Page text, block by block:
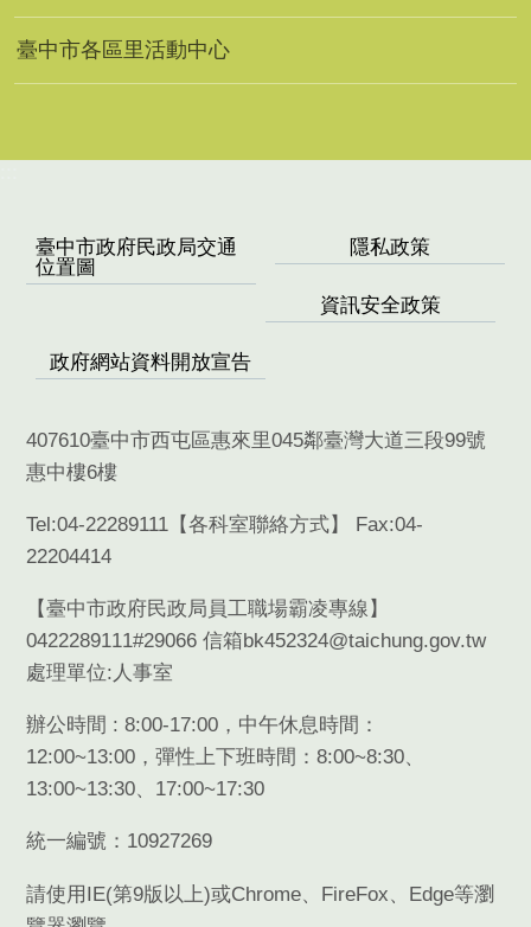
臺中市各區里活動中心
臺中市政府民政局交通
位置圖
隱私政策
資訊安全政策
政府網站資料開放宣告
407610臺中市西屯區惠來里045鄰臺灣大道三段99號
惠中樓6樓
Tel:04-22289111【各科室聯絡方式】 Fax:04-
22204414
【臺中市政府民政局員工職場霸凌專線】
0422289111#29066 信箱bk452324@taichung.gov.tw
處理單位:人事室
辦公時間 : 8:00-17:00，中午休息時間：
12:00~13:00，彈性上下班時間：8:00~8:30、
13:00~13:30、17:00~17:30
統一編號：10927269
請使用 IE(第9版以上)或Chrome、 FireFox Edge等瀏